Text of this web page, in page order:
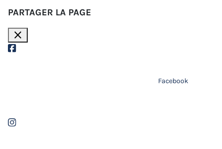
PARTAGER LA PAGE
close
Facebook